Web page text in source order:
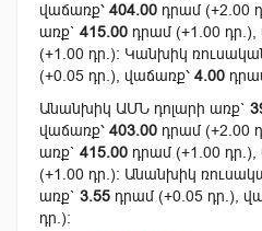
վաճառք՝ 404.00 դրամ (+2.00
առք` 415.00 դրամ (+1.00
(+1.00 դր.): Կանխիկ
(+0.05 դր.), վաճառք՝ 4.00
Անանխիկ ԱՄՆ դոլարի առք`
վաճառք՝ 403.00 դրամ (+2.00
առք` 415.00 դրամ (+1.00
(+1.00 դր.): Անանխիկ
առք` 3.55 դրամ (+0.05 դր.),
դր.):